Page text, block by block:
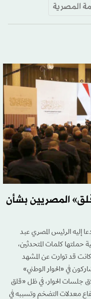
المصرية
المصريين بشأن
إليه الرئيس المصري عبد
كلمات المتحدثين،
قد توارت عن المشهد
في «الحوار الوطني»
جلسات الحوار، في ظل «قلق
معدلات التضخم وتسببه في